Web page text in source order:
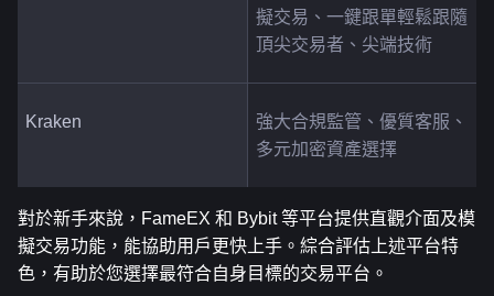
擬交易、一鍵跟單輕鬆跟隨
頂尖交易者、尖端技術
Kraken
強大合規監管、優質客服、
多元加密資產選擇
對於新手來說，FameEX 和 Bybit 等平台提供直觀介面及模
擬交易功能，能協助用戶更快上手。綜合評估上述平台特
色，有助於您選擇最符合自身目標的交易平台。